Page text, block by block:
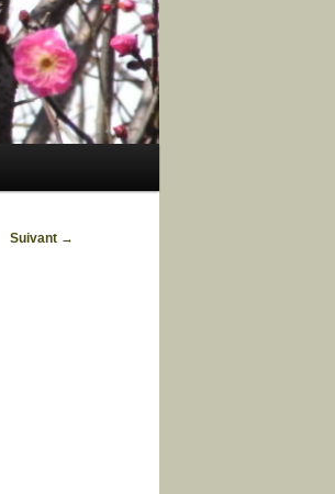
Suivant →